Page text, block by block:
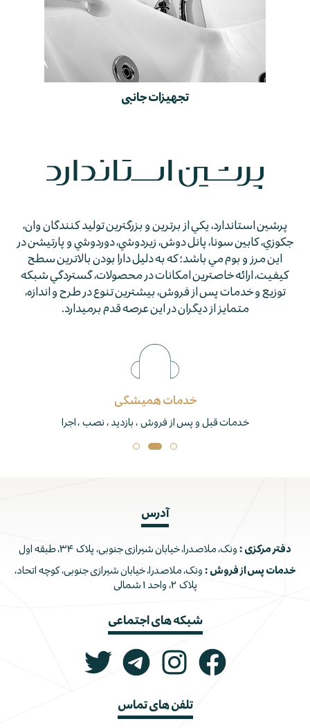
تجهیزات جانبی
پرشين استاندارد، يكي از برترين و بزرگترين توليد كنندگان وان،
جكوزي، كابين سونا، پانل دوش، زيردوشي، دوردوشي و پارتيشن در
اين مرز و بوم مي باشد؛ كه به دليل دارا بودن بالاترين سطح
كيفيت، ارائه خاصترين امكانات در محصولات، گستردگي شبكه
توزيع و خدمات پس از فروش، بيشترين تنوع در طرح و اندازه،
متمايز از ديگران در اين عرصه قدم برمي­دارد.
خدمات همیشگی
خدمات قبل و پس از فروش ، بازدید ، نصب ، اجرا
آدرس
دفتر مرکزی : ونک، ملاصدرا، خیابان شیرازی جنوبی، پلاک ۳۴، طبقه اول
خدمات پس از فروش : ونک، ملاصدرا، خیابان شیرازی جنوبی، کوچه اتحاد،
پلاک ۲، واحد ۱ شمالی
شبکه های اجتماعی
تلفن های تماس